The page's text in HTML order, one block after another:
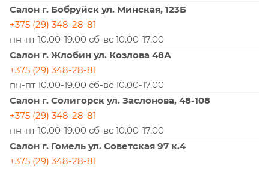
Салон г. Бобруйск ул. Минская, 123Б
+375 (29) 348-28-81
пн-пт 10.00-19.00 сб-вс 10.00-17.00
Салон г. Жлобин ул. Козлова 48А
+375 (29) 348-28-81
пн-пт 10.00-19.00 сб-вс 10.00-17.00
Салон г. Солигорск ул. Заслонова, 48-108
+375 (29) 348-28-81
пн-пт 10.00-19.00 сб-вс 10.00-17.00
Салон г. Гомель ул. Советская 97 к.4
+375 (29) 348-28-81